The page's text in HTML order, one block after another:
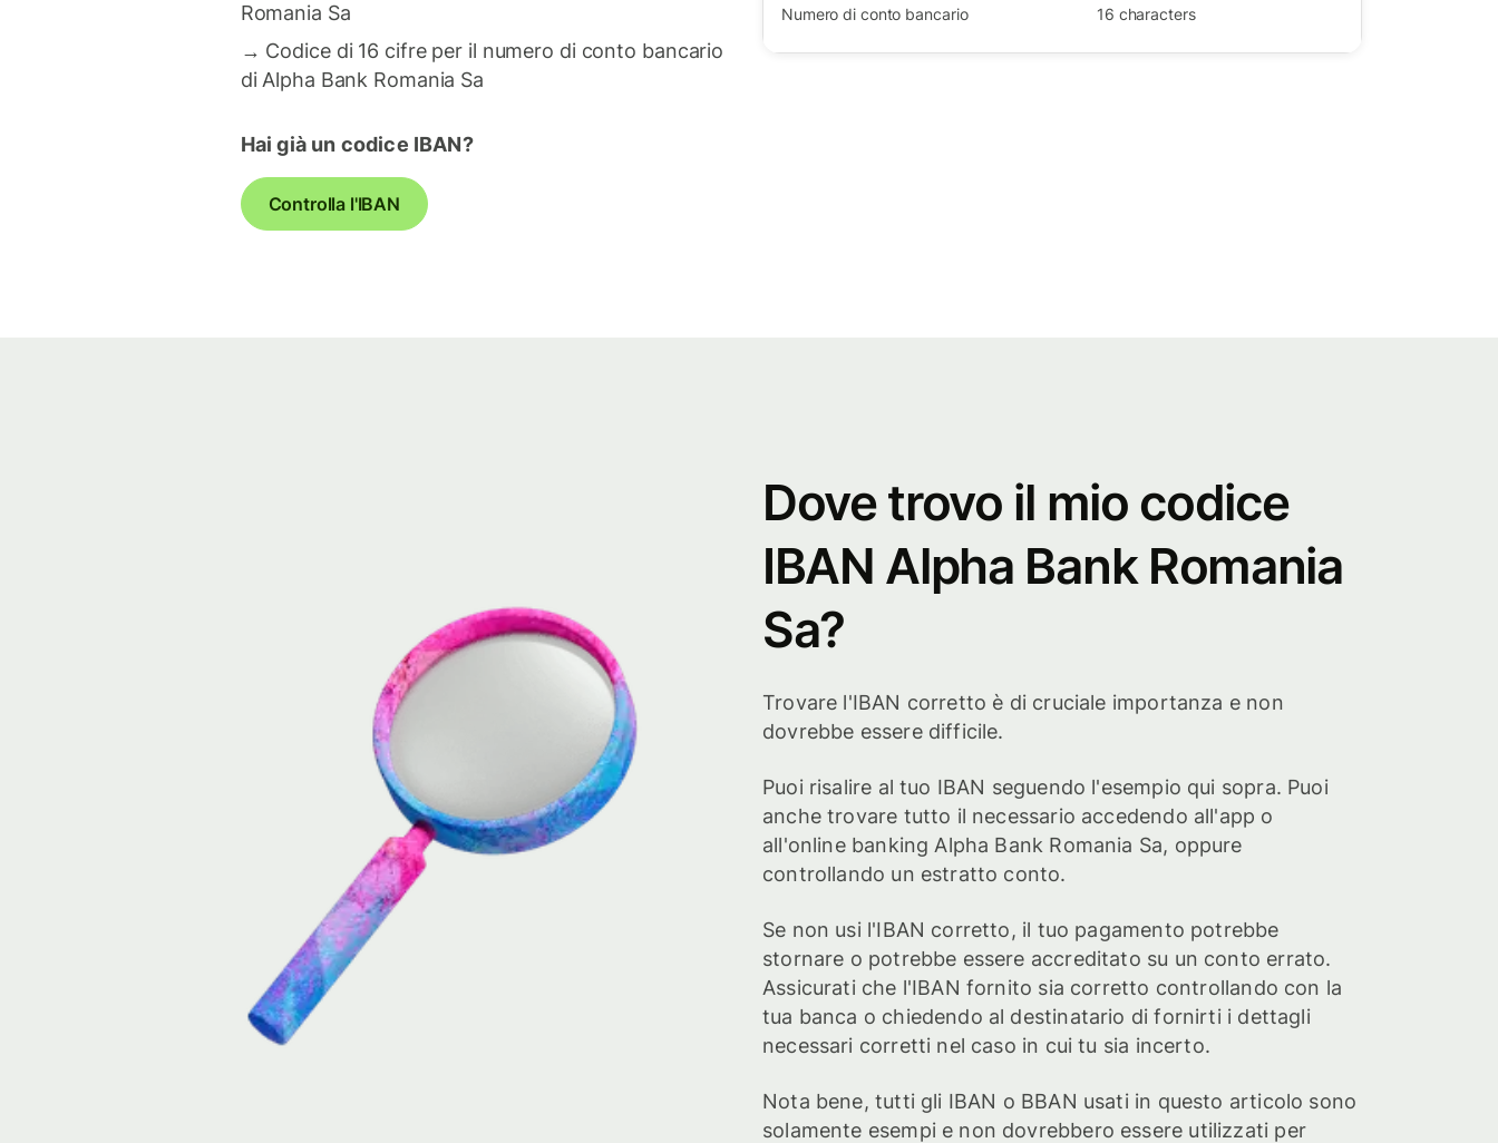
Romania Sa
→ Codice di 16 cifre per il numero di conto bancario
di Alpha Bank Romania Sa
Hai già un codice IBAN?
Controlla l'IBAN
Numero di conto bancario 16 characters
Dove trovo il mio codice
IBAN Alpha Bank Romania
Sa?
Trovare l'IBAN corretto è di cruciale importanza e non
dovrebbe essere difficile.
Puoi risalire al tuo IBAN seguendo l'esempio qui sopra. Puoi
anche trovare tutto il necessario accedendo all'app o
all'online banking Alpha Bank Romania Sa, oppure
controllando un estratto conto.
Se non usi l'IBAN corretto, il tuo pagamento potrebbe
stornare o potrebbe essere accreditato su un conto errato.
Assicurati che l'IBAN fornito sia corretto controllando con la
tua banca o chiedendo al destinatario di fornirti i dettagli
necessari corretti nel caso in cui tu sia incerto.
Nota bene, tutti gli IBAN o BBAN usati in questo articolo sono
solamente esempi e non dovrebbero essere utilizzati per